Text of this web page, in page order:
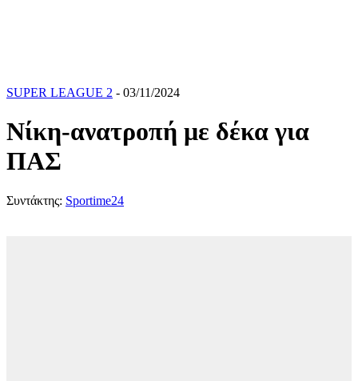
SUPER LEAGUE 2 - 03/11/2024
Νίκη-ανατροπή με δέκα για
ΠΑΣ
Συντάκτης: Sportime24